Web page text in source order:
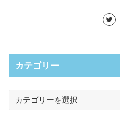
カテゴリー